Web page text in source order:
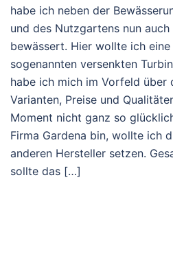
habe ich neben der
und des Nutzgartens nun auch
bewässert. Hier wollte ich
sogenannten versenkten
habe ich mich im Vorfeld über
Varianten, Preise und
Moment nicht ganz so
Firma Gardena bin, wollte ich
anderen Hersteller setzen.
sollte das […]